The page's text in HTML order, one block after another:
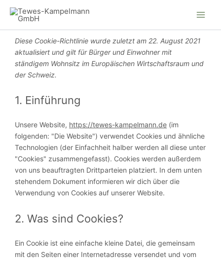
Zum
Inhalt
springen
Diese Cookie-Richtlinie wurde zuletzt am 22. August 2021
aktualisiert und gilt für Bürger und Einwohner mit
ständigem Wohnsitz im Europäischen Wirtschaftsraum und
der Schweiz.
1. Einführung
Unsere Website, https://tewes-kampelmann.de (im
folgenden: "Die Website") verwendet Cookies und ähnliche
Technologien (der Einfachheit halber werden all diese unter
"Cookies" zusammengefasst). Cookies werden außerdem
von uns beauftragten Drittparteien platziert. In dem unten
stehendem Dokument informieren wir dich über die
Verwendung von Cookies auf unserer Website.
2. Was sind Cookies?
Ein Cookie ist eine einfache kleine Datei, die gemeinsam
mit den Seiten einer Internetadresse versendet und vom
Consent
elementor
Consent
wp-
Consent
wordpress
Consent
complianz
Consent
google-
Consent
youtube
Consent
facebook
Consent
sonstiges